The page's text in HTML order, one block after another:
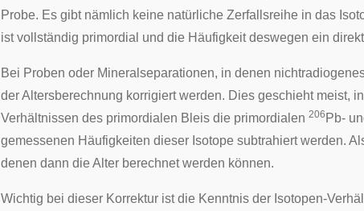
Probe. Es gibt nämlich keine natürliche Zerfallsreihe in das
ist vollständig primordial und die Häufigkeit deswegen ein
Bei Proben oder Mineralseparationen, in denen
der Altersberechnung korrigiert werden. Dies geschieht meist,
Verhältnissen des primordialen Bleis die primordialen 206 Pb-
gemessenen Häufigkeiten dieser Isotope subtrahiert werden.
denen dann die Alter berechnet werden können.
Wichtig bei dieser Korrektur ist die Kenntnis der Isotopen-